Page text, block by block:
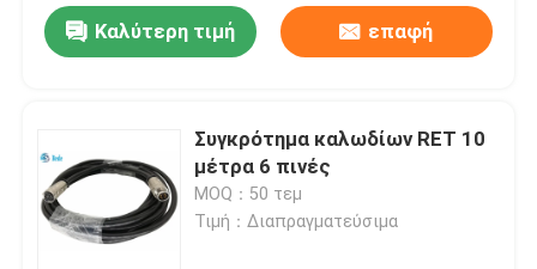
Καλύτερη τιμή επαφή
Συγκρότημα καλωδίων RET 10
μέτρα 6 πινές
MOQ：50 τεμ
Τιμή：Διαπραγματεύσιμα